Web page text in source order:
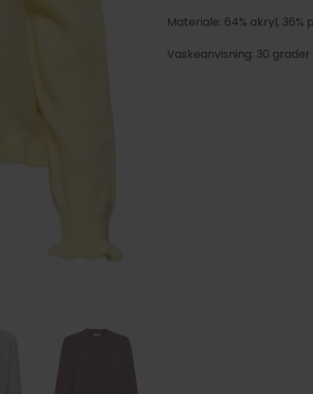
Materiale: 64% akryl, 36%
Vaskeanvisning: 30 grader